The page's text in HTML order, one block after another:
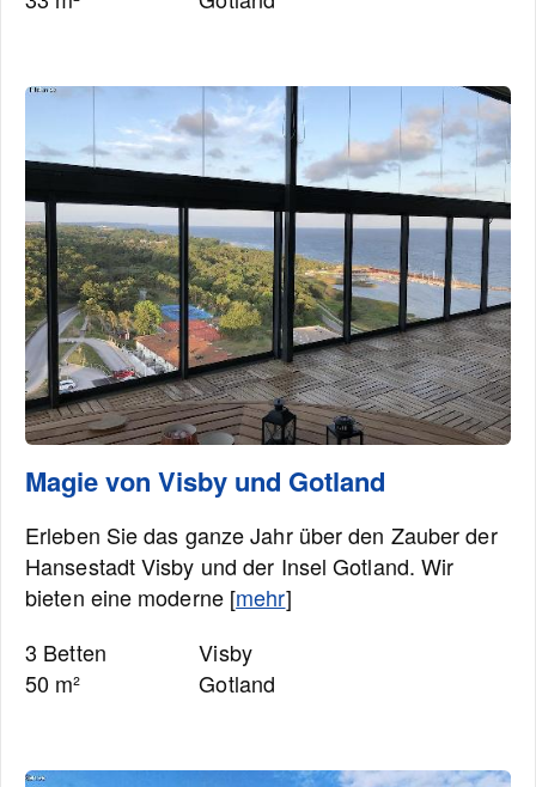
Magie von Visby und Gotland
Erleben Sie das ganze Jahr über den Zauber der
Hansestadt Visby und der Insel Gotland. Wir
bieten eine moderne [mehr]
3 Betten
50 m²
Visby
Gotland